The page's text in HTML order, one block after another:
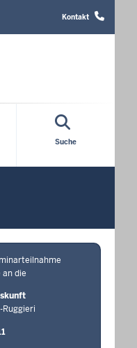
TopKontakt
Suche
die
Ruggieri